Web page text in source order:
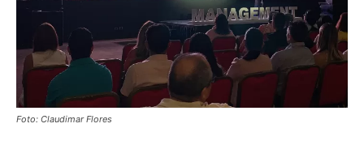
Foto: Claudimar Flores